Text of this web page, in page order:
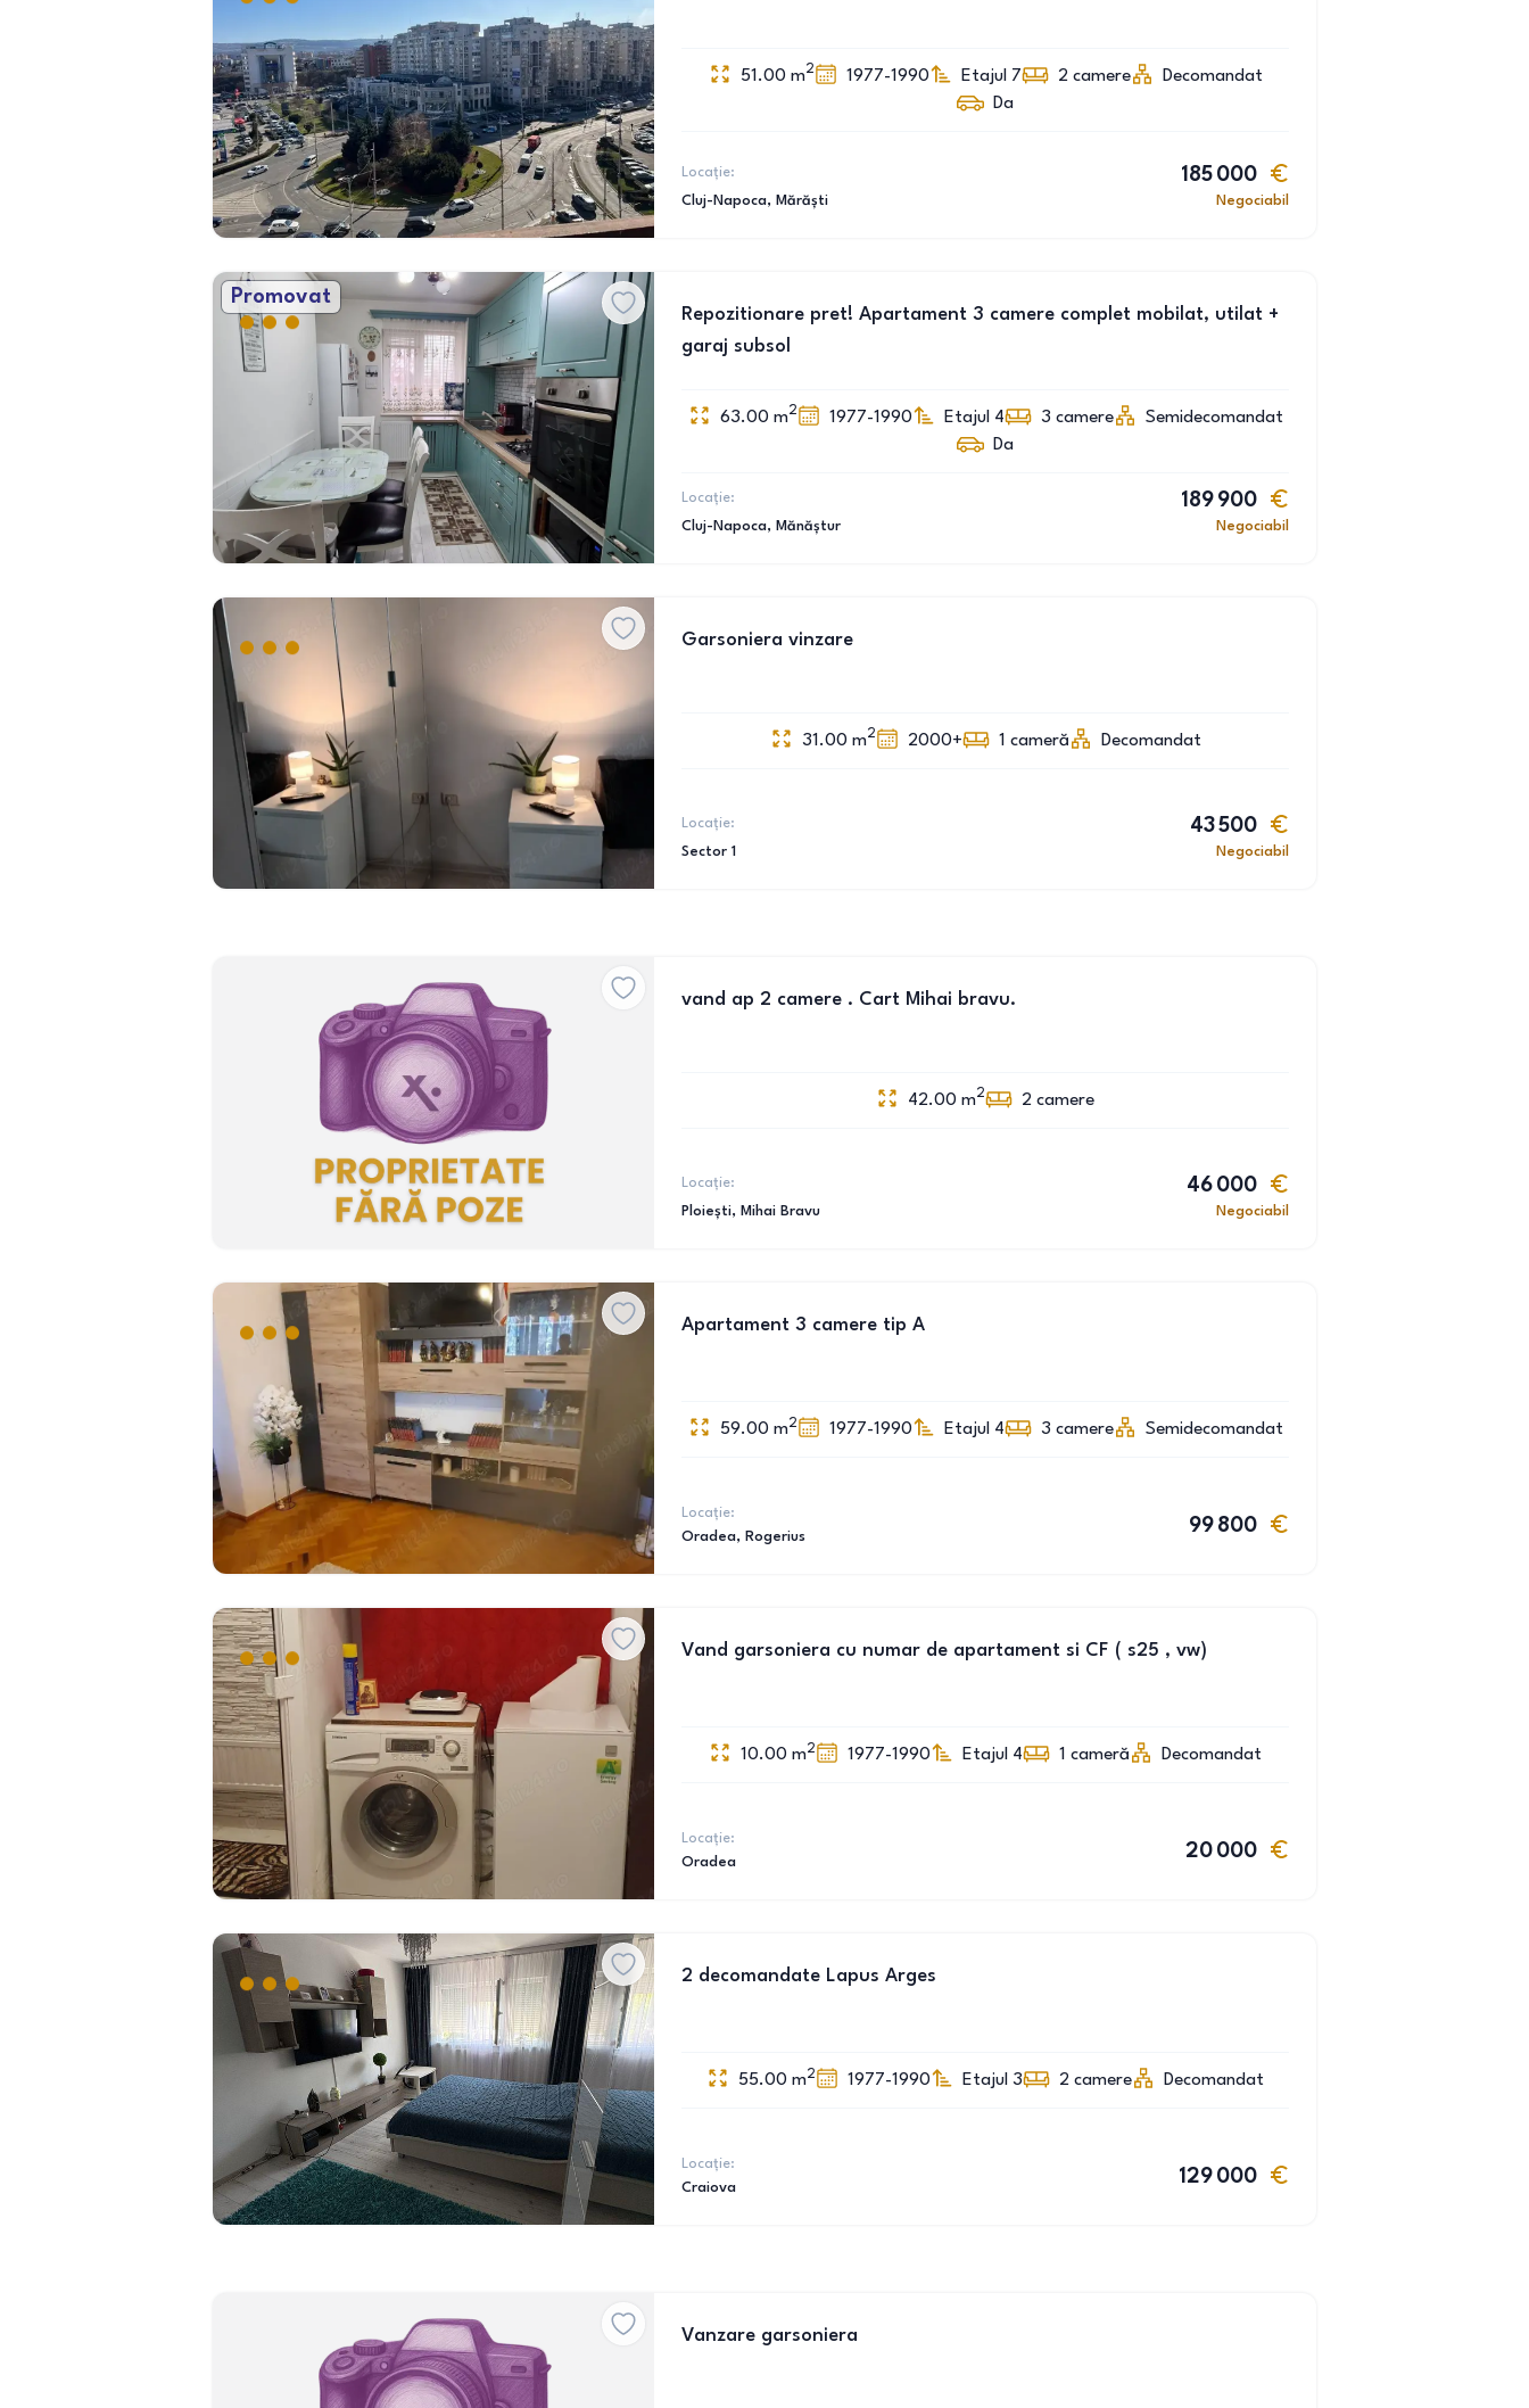
51.00 m2 1977-1990 Etajul 7 2 camere
Decomandat
Da
Locație:
Cluj-Napoca, Mărăști
185 000
Negociabil
Promovat
Repozitionare pret! Apartament 3 camere complet mobilat, utilat +
garaj subsol
63.00 m2 1977-1990 Etajul 4 3 camere
Semidecomandat
Da
Locație:
Cluj-Napoca, Mănăștur
189 900
Negociabil
Garsoniera vinzare
31.00 m2 2000+ 1 cameră Decomandat
Locație:
Sector 1
43 500
Negociabil
vand ap 2 camere . Cart Mihai bravu.
42.00 m2 2 camere
Locație:
Ploiești, Mihai Bravu
46 000
Negociabil
Apartament 3 camere tip A
59.00 m2 1977-1990 Etajul 4 3 camere Semidecomandat
Locație:
Oradea, Rogerius
99 800
Vand garsoniera cu numar de apartament si CF ( s25 , vw)
10.00 m2 1977-1990 Etajul 4 1 cameră Decomandat
Locație:
Oradea
20 000
2 decomandate Lapus Arges
55.00 m2 1977-1990 Etajul 3 2 camere Decomandat
Locație:
Craiova
129 000
Vanzare garsoniera